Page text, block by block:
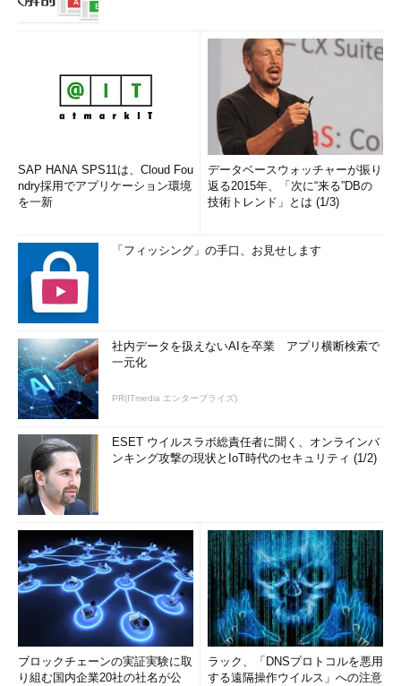
西村 めぐみ（にしむら めぐみ）
PC-9801N／PC-386MからのDOSユーザー。1992年より生産管
理のパッケージソフトウェアの開発およびサポート業務を担
当。のち退社し、専業ライターとして活動を開始。著書に『図
解でわかるLinux』『らぶらぶLinuxシリーズ』『はじめてでも
わかるSQLとデータ設計』『シェルの基本テクニック』など。
2011年より、地方自治体の在宅就業支援事業にてPC基礎および
Microsoft Office関連の教材作成およびeラーニング指導を担
当。
SAP HANA SPS11は、Cloud Fou
ndry採用でアプリケーション環境
を一新
データベースウォッチャーが振り
返る2015年、「次に“来る”DBの
技術トレンド」とは (1/3)
「フィッシング」の手口、お見せします
社内データを扱えないAIを卒業 アプリ横断検索で
一元化
PR(ITmedia エンタープライズ)
ESET ウイルスラボ総責任者に聞く、オンラインバ
ンキング攻撃の現状とIoT時代のセキュリティ (1/2)
ブロックチェーンの実証実験に取
り組む国内企業20社の社名が公
ラック、「DNSプロトコルを悪用
する遠隔操作ウイルス」への注意